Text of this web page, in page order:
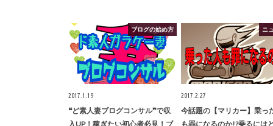
ブログの始め方
2017.1.19
❝ど素人妻ブログコンサル❞で収
入UP！稼ぎたい初心者必見！ブ
ニ
2017.2.27
今話題の【マリカー】乗っ
も罪になるのか!?乗るには